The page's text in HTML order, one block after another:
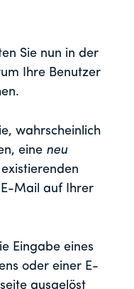
Sie nun in der
Ihre Benutzer
wahrscheinlich
eine neu
Mail auf Ihrer
Eingabe eines
oder einer E-
ausgelöst